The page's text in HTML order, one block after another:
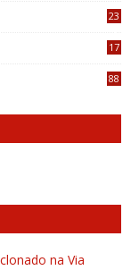
23
17
88
na Via